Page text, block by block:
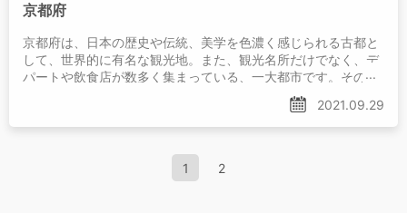
京都府
京都府は、日本の歴史や伝統、美学を色濃く感じられる古都と
して、世界的に有名な観光地。また、観光名所だけでなく、デ
パートや飲食店が数多く集まっている、一大都市です。その一
方で、実は製造業やハイテク産業が盛んな工業都市でもありま
2021.09.29
1 2